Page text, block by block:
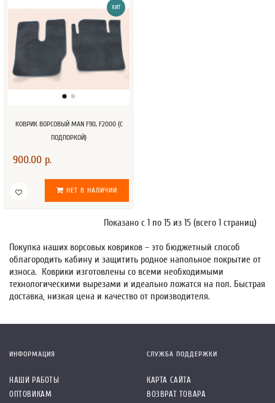
ХИТ
КОВРИК ВОРСОВЫЙ MAN F90, F2000 (С
ПОДПОРКОЙ)
900.00 р.
НЕТ В НАЛИЧИИ
Показано с 1 по 15 из 15 (всего 1 страниц)
Покупка наших ворсовых ковриков – это бюджетный способ
облагородить кабину и защитить родное напольное покрытие от
износа. Коврики изготовлены со всеми необходимыми
технологическими вырезами и идеально ложатся на пол. Быстрая
доставка, низкая цена и качество от производителя.
ИНФОРМАЦИЯ
НАШИ РАБОТЫ
ОПТОВИКАМ
СЛУЖБА ПОДДЕРЖКИ
КАРТА САЙТА
ВОЗВРАТ ТОВАРА